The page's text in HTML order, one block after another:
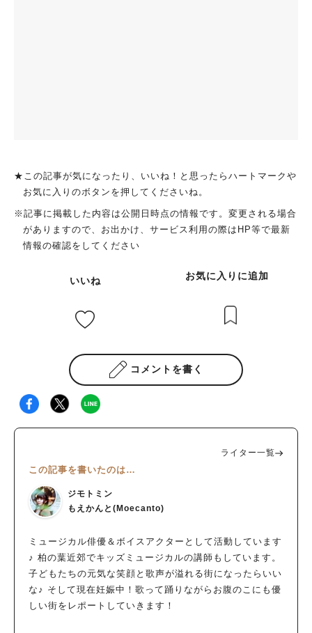
★この記事が気になったり、いいね！と思ったらハートマークや
お気に入りのボタンを押してくださいね。
※記事に掲載した内容は公開日時点の情報です。変更される場合
がありますので、お出かけ、サービス利用の際はHP等で最新
情報の確認をしてください
いいね お気に入りに追加
コメントを書く
ライター一覧
この記事を書いたのは…
ジモトミン
もえかんと(Moecanto)
ミュージカル俳優＆ボイスアクターとして活動しています
♪ 柏の葉近郊でキッズミュージカルの講師もしています。
子どもたちの元気な笑顔と歌声が溢れる街になったらいい
な♪ そして現在妊娠中！歌って踊りながらお腹のこにも優
しい街をレポートしていきます！